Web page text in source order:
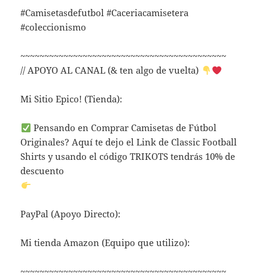
#Camisetasdefutbol #Caceriacamisetera
#coleccionismo
~~~~~~~~~~~~~~~~~~~~~~~~~~~~~~~~~~~~~~~~~~~
// APOYO AL CANAL (& ten algo de vuelta)
Mi Sitio Epico! (Tienda):
Pensando en Comprar Camisetas de Fútbol
Originales? Aquí te dejo el Link de Classic Football
Shirts y usando el código TRIKOTS tendrás 10% de
descuento
PayPal (Apoyo Directo):
Mi tienda Amazon (Equipo que utilizo):
~~~~~~~~~~~~~~~~~~~~~~~~~~~~~~~~~~~~~~~~~~~